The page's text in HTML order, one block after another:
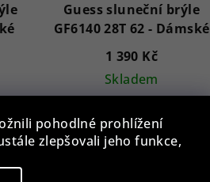
pohodlné prohlížení
zlepšovali jeho funkce,
Guess sluneční brýle
GF6140 28T 62 - Dámské
1 390 Kč
Skladem
Do košíku